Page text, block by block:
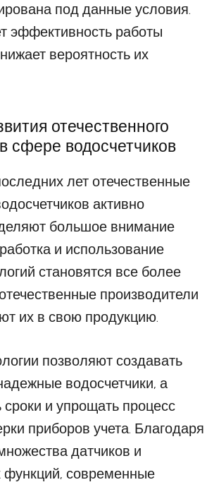
под данные условия.
эффективность работы
вероятность их
отечественного
сфере водосчетчиков
лет отечественные
активно
большое внимание
и использование
становятся все более
производители
их в свою продукцию.
позволяют создавать
водосчетчики, а
и упрощать процесс
приборов учета. Благодаря
датчиков и
функций, современные